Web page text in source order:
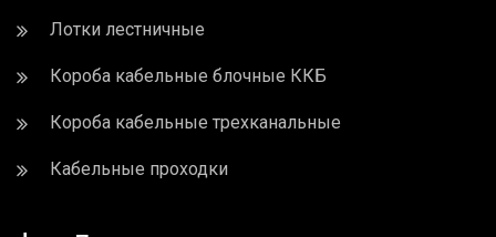
Лотки лестничные
Короба кабельные блочные ККБ
Короба кабельные трехканальные
Кабельные проходки